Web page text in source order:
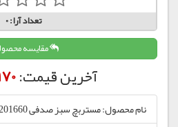
تعداد آرا:0
مقایسه
آخرین قیمت:
نام محصول: مستربچ سبز صدفی 201660